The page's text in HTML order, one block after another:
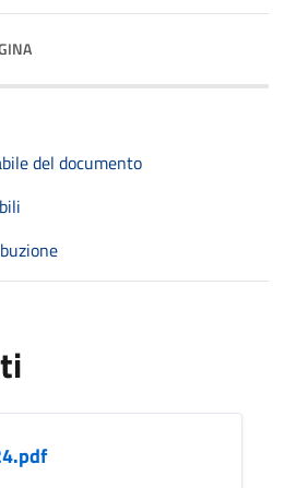
del documento